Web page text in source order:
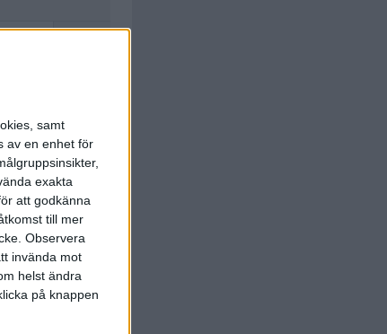
samt
av en enhet för
exakta
att godkänna
till mer
Observera
invända mot
helst ändra
på knappen